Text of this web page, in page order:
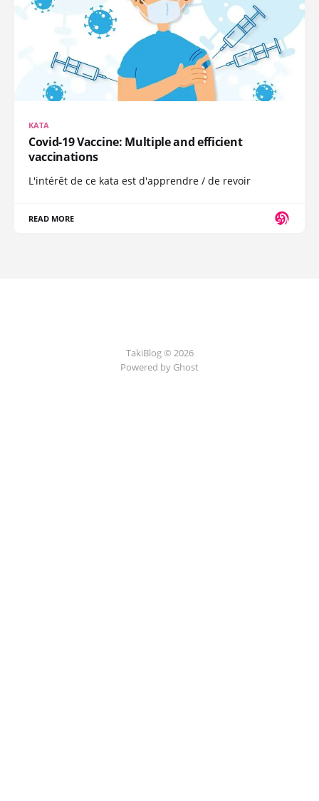
KATA
Covid-19 Vaccine: Multiple and efficient
vaccinations
L'intérêt de ce kata est d'apprendre / de revoir
READ MORE
TakiBlog © 2026
Powered by Ghost